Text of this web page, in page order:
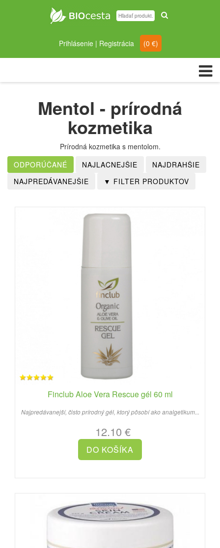
Prihlásenie| Registrácia (0 €)
Mentol - prírodná
kozmetika
Prírodná kozmetika s mentolom.
Finclub Aloe Vera Rescue gél 60 ml
Najpredávanejší, čisto prírodný gél, ktorý pôsobí ako analgetikum...
12.10 €